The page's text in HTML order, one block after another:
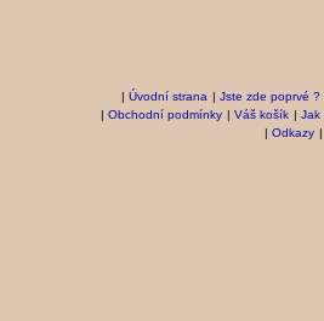
| Úvodní strana | Jste zde poprvé ?
| Obchodní podmínky | Váš košík | Jak
| Odkazy